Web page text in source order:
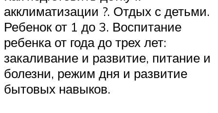
акклиматизации ?. Отдых с детьми.
Ребенок от 1 до 3. Воспитание
ребенка от года до трех лет:
закаливание и развитие, питание и
болезни, режим дня и развитие
бытовых навыков.